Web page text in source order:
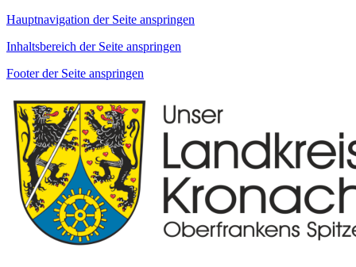
Hauptnavigation der Seite anspringen
Inhaltsbereich der Seite anspringen
Footer der Seite anspringen